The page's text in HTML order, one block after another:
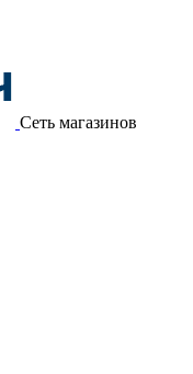
Сеть магазинов